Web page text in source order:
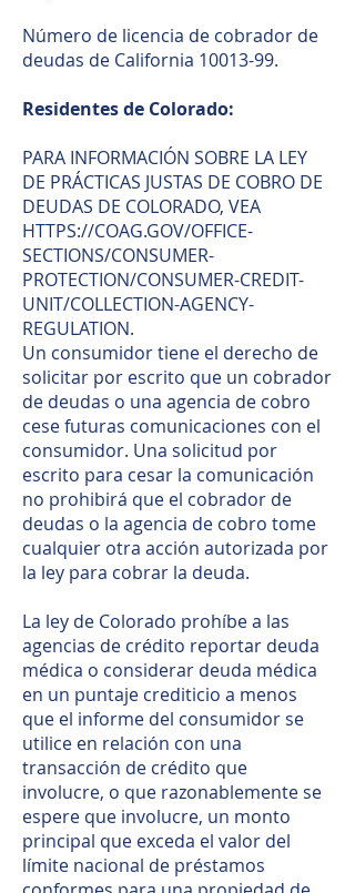
Número de licencia de cobrador de
deudas de California 10013-99.
Residentes de Colorado:
PARA INFORMACIÓN SOBRE LA LEY
DE PRÁCTICAS JUSTAS DE COBRO DE
DEUDAS DE COLORADO, VEA
HTTPS://COAG.GOV/OFFICE-
SECTIONS/CONSUMER-
PROTECTION/CONSUMER-CREDIT-
UNIT/COLLECTION-AGENCY-
REGULATION.
Un consumidor tiene el derecho de
solicitar por escrito que un cobrador
de deudas o una agencia de cobro
cese futuras comunicaciones con el
consumidor. Una solicitud por
escrito para cesar la comunicación
no prohibirá que el cobrador de
deudas o la agencia de cobro tome
cualquier otra acción autorizada por
la ley para cobrar la deuda.
La ley de Colorado prohíbe a las
agencias de crédito reportar deuda
médica o considerar deuda médica
en un puntaje crediticio a menos
que el informe del consumidor se
utilice en relación con una
transacción de crédito que
involucre, o que razonablemente se
espere que involucre, un monto
principal que exceda el valor del
límite nacional de préstamos